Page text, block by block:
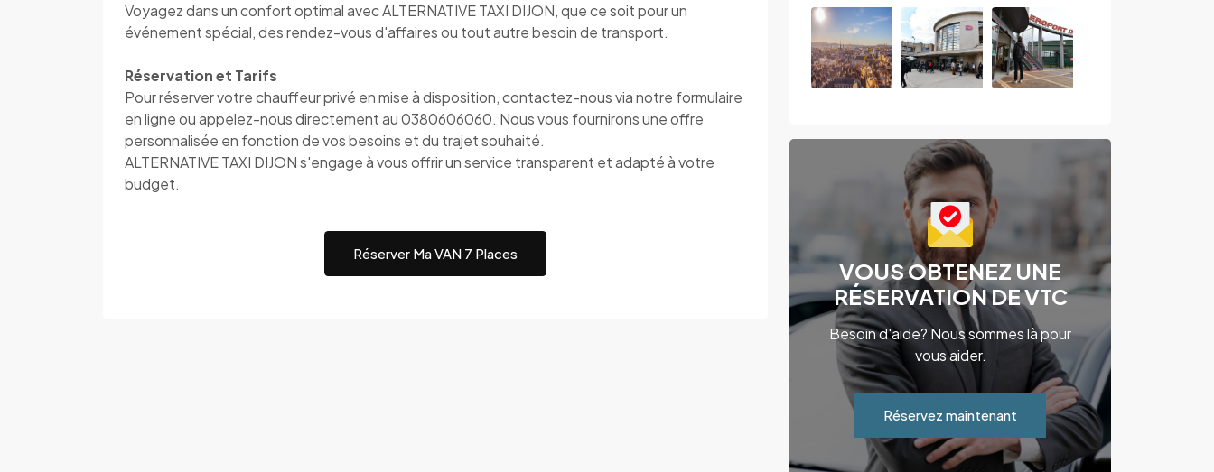
Voyagez dans un confort optimal avec ALTERNATIVE TAXI DIJON, que ce soit pour un
événement spécial, des rendez-vous d'affaires ou tout autre besoin de transport.
Réservation et Tarifs
Pour réserver votre chauffeur privé en mise à disposition, contactez-nous via notre formulaire
en ligne ou appelez-nous directement au 0380606060. Nous vous fournirons une offre
personnalisée en fonction de vos besoins et du trajet souhaité.
ALTERNATIVE TAXI DIJON s'engage à vous offrir un service transparent et adapté à votre
budget.
Réserver Ma VAN 7 Places
VOUS OBTENEZ UNE
RÉSERVATION DE VTC
Besoin d'aide? Nous sommes là pour
vous aider.
Réservez maintenant